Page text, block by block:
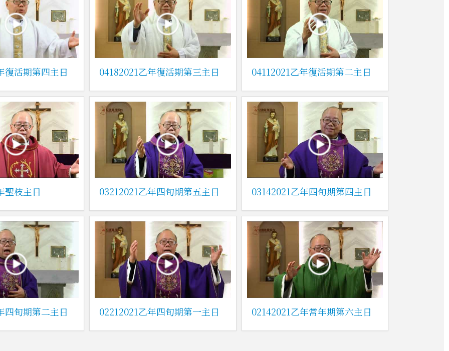
復活期第四主日 04182021乙年復活期第三主日 04112021乙年復活期第二主日
聖枝主日 03212021乙年四旬期第五主日 03142021乙年四旬期第四主日
四旬期第二主日 02212021乙年四旬期第一主日 02142021乙年常年期第六主日